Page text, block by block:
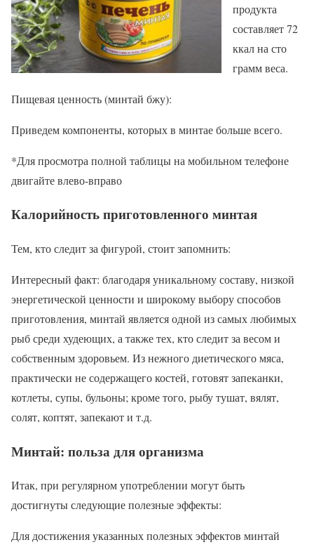
продукта
составляет 72
ккал на сто
грамм веса.
Пищевая ценность (минтай бжу):
Приведем компоненты, которых в минтае больше всего.
*Для просмотра полной таблицы на мобильном телефоне
двигайте влево-вправо
Калорийность приготовленного минтая
Тем, кто следит за фигурой, стоит запомнить:
Интересный факт: благодаря уникальному составу, низкой
энергетической ценности и широкому выбору способов
приготовления, минтай является одной из самых любимых
рыб среди худеющих, а также тех, кто следит за весом и
собственным здоровьем. Из нежного диетического мяса,
практически не содержащего костей, готовят запеканки,
котлеты, супы, бульоны; кроме того, рыбу тушат, вялят,
солят, коптят, запекают и т.д.
Минтай: польза для организма
Итак, при регулярном употреблении могут быть
достигнуты следующие полезные эффекты:
Для достижения указанных полезных эффектов минтай